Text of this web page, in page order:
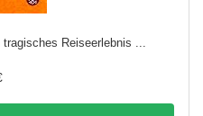
tragisches Reiseerlebnis ...